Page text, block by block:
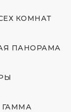
КОМНАТ
ПАНОРАМА
ГАММА